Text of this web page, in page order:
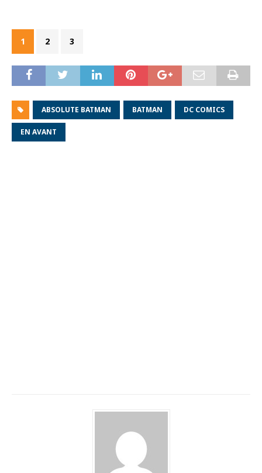
1 2 3
ABSOLUTE BATMAN BATMAN DC COMICS
EN AVANT